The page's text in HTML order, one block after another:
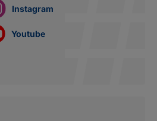
Instagram
Youtube